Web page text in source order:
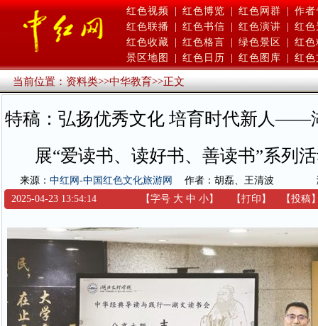
红色视频 | 红色博览 | 红色网群 | 作者
红色联播
红色书信 红色演讲
红色
红色收藏
红色格言 绿色景区
红色
景区地图
红色日历 红色图库 红色
当前位置：资料类>>中华教育>>正文
特稿：弘扬优秀文化 培育时代新人——
展“爱读书、读好书、善读书”系列
来源： 中红网-中国红色文化旅游网 作者：胡磊、王清波
2025-04-23 13:54:14
【字号 大 中 小】 【打印 】 【投稿